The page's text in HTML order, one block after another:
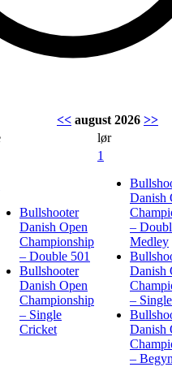
<< august 2026 >>
lør
Bullshooter
Danish Open
Championship
– Double 501
Bullshooter
Danish Open
Championship
– Single
Cricket
1
Danish
–
Medley
Danish
–
Danish
–